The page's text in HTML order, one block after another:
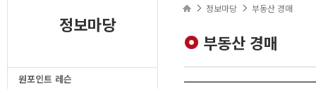
정보마당
원포인트 레슨
정보마당 부동산 경매
부동산 경매